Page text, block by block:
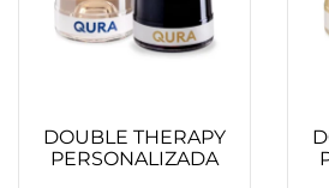
DOUBLE THERAPY
PERSONALIZADA